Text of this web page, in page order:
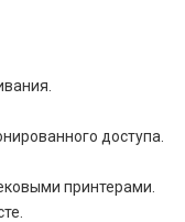
доступа.
принтерами.